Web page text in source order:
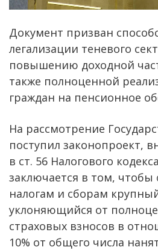
Документ призван
легализации теневого
повышению доходной
также полноценной
граждан на пенсионное
На рассмотрение
поступил законопроект,
в ст. 56 Налогового
заключается в том, чтобы
налогам и сборам
уклоняющийся от
страховых взносов в
10% от общего числа